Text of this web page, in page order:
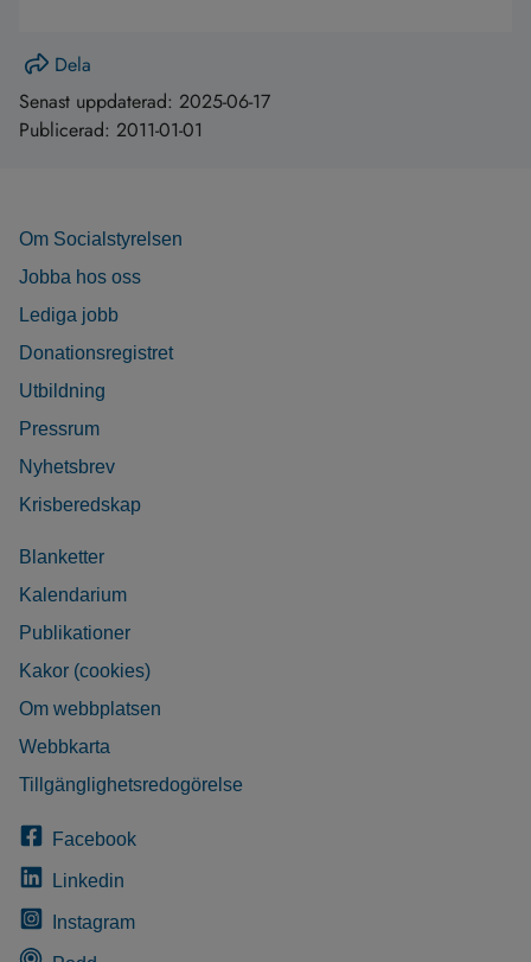
Dela
Senast uppdaterad: 2025-06-17
Publicerad: 2011-01-01
Om Socialstyrelsen
Jobba hos oss
Lediga jobb
Donationsregistret
Utbildning
Pressrum
Nyhetsbrev
Krisberedskap
Blanketter
Kalendarium
Publikationer
Kakor (cookies)
Om webbplatsen
Webbkarta
Tillgänglighetsredogörelse
Facebook
Linkedin
Instagram